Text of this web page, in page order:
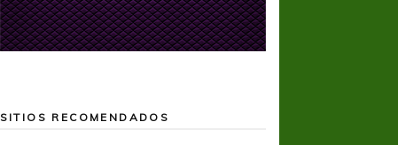
SITIOS RECOMENDADOS